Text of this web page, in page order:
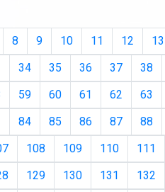
8 9 10 11 12 13
34 35 36 37 38
59 60 61 62 63
84 85 86 87 88
108 109 110 111
129 130 131 132